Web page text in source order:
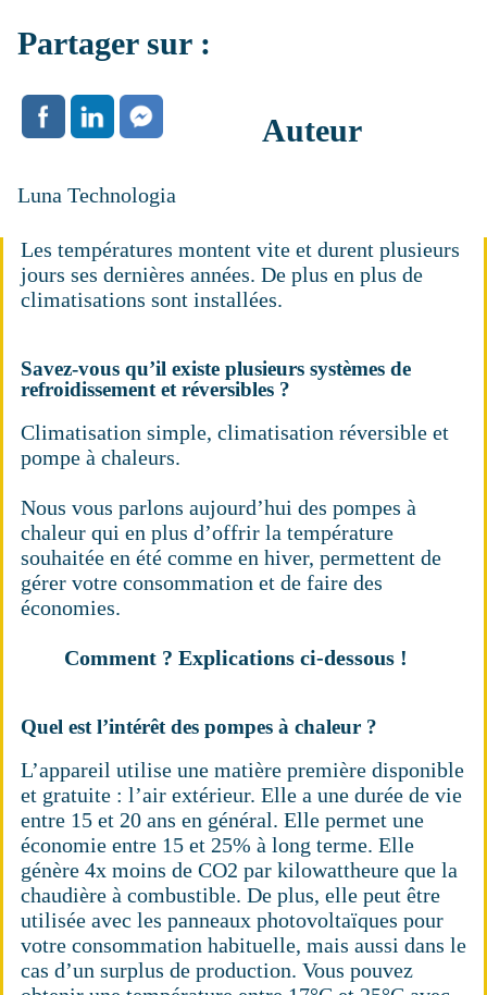
Partager sur :
Auteur
Luna Technologia
Les températures montent vite et durent plusieurs
jours ses dernières années. De plus en plus de
climatisations sont installées.
Savez-vous qu’il existe plusieurs systèmes de
refroidissement et réversibles ?
Climatisation simple, climatisation réversible et
pompe à chaleurs.
Nous vous parlons aujourd’hui des pompes à
chaleur qui en plus d’offrir la température
souhaitée en été comme en hiver, permettent de
gérer votre consommation et de faire des
économies.
Comment ? Explications ci-dessous !
Quel est l’intérêt des pompes à chaleur ?
L’appareil utilise une matière première disponible
et gratuite : l’air extérieur. Elle a une durée de vie
entre 15 et 20 ans en général. Elle permet une
économie entre 15 et 25% à long terme. Elle
génère 4x moins de CO2 par kilowattheure que la
chaudière à combustible. De plus, elle peut être
utilisée avec les panneaux photovoltaïques pour
votre consommation habituelle, mais aussi dans le
cas d’un surplus de production. Vous pouvez